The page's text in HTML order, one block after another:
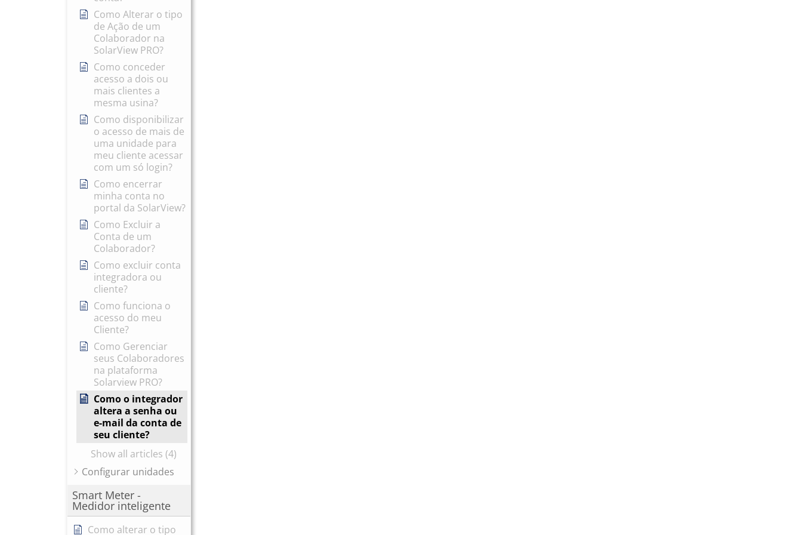
Como Alterar o tipo
de Ação de um
Colaborador na
SolarView PRO?
Como conceder
acesso a dois ou
mais clientes a
mesma usina?
Como disponibilizar
o acesso de mais de
uma unidade para
meu cliente acessar
com um só login?
Como encerrar
minha conta no
portal da SolarView?
Como Excluir a
Conta de um
Colaborador?
Como excluir conta
integradora ou
cliente?
Como funciona o
acesso do meu
Cliente?
Como Gerenciar
seus Colaboradores
na plataforma
Solarview PRO?
Como o integrador
altera a senha ou
e-mail da conta de
seu cliente?
Show all articles (4)
Configurar unidades
Smart Meter -
Medidor inteligente
Como alterar o tipo